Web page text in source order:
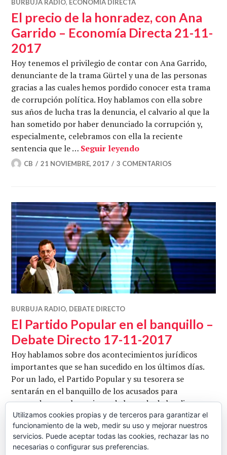
BURBUJA RADIO, ECONOMÍA DIRECTA
El precio de la honradez, con Ana
Garrido – Economía Directa 21-11-
2017
Hoy tenemos el privilegio de contar con Ana Garrido,
denunciante de la trama Gürtel y una de las personas
gracias a las cuales hemos pordido conocer esta trama
de corrupción política. Hoy hablamos con ella sobre
sus años de lucha tras la denuncia, el calvario al que la
han sometido por haber denunciado la corrupción y,
especialmente, celebramos con ella la reciente
sentencia que le … Seguir leyendoEl precio de la
CB 21 NOVIEMBRE, 2017 3 COMENTARIOS
BURBUJA RADIO, DEBATE DIRECTO
El Partido Popular en el banquillo –
Debate Directo 17-11-2017
Hoy hablamos sobre dos acontecimientos jurídicos
importantes que se han sucedido en los últimos días.
Por un lado, el Partido Popular y su tesorera se
sentarán en el banquillo de los acusados para
responder por el concienzudo borrado de los discos
duros que pertencían a Bárcenas. Por el otro, el
Tribunal Supremo ha dado finalmente la razón a Ana
Garrido (testigo clave en el caso …Seguir leyendoEl
Utilizamos cookies propias y de terceros para garantizar el
funcionamiento de la web, medir su uso y mejorar nuestros
servicios. Puede aceptar todas las cookies, rechazar las no
necesarias o configurar sus preferencias.